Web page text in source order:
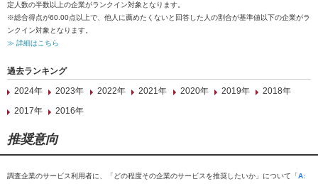
定人数の半数以上の企業がランクイン対象となります。
※総合得点が60.00点以上で、他人に薦めたくないと回答した人の割合が基準値以下の企業がラ
ンクイン対象となります。
≫ 詳細はこちら
過去ランキング
2024年
2023年 2022年 2021年 2020年 2019年
2018年
2017年
2016年
推奨意向
調査企業のサービス利用者に、「どの程度その企業のサービスを推奨したいか」について「A: